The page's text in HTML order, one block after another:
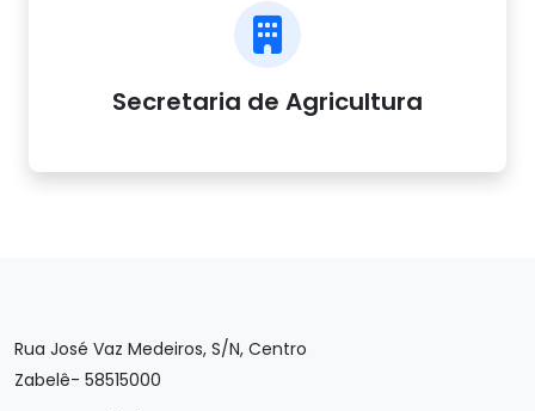
Secretaria de Agricultura
Rua José Vaz Medeiros, S/N, Centro
Zabelê- 58515000